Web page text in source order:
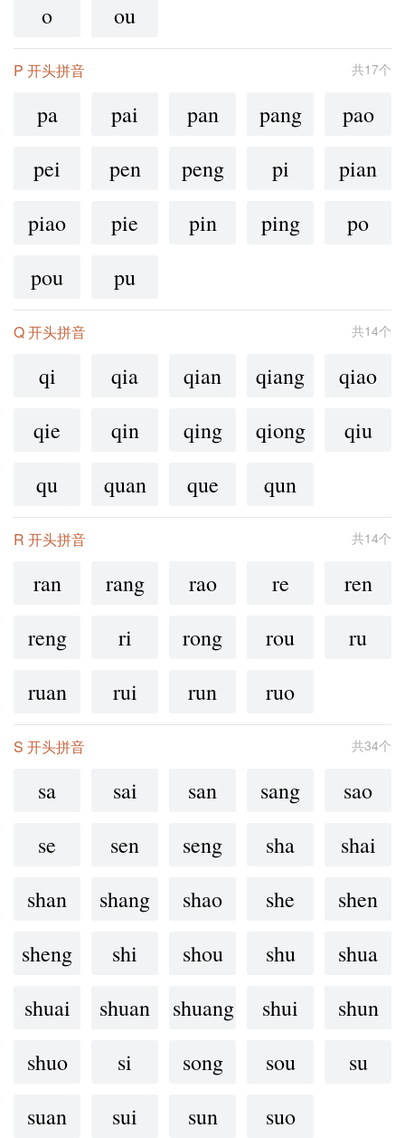
o ou
共17个
P 开头拼音
pa pai pan pang
pao
pei
pen peng pi
pian
piao
pie pin ping
po
pou
pu
共14个
Q 开头拼音
qi qia qian qiang
qiao
qie
qin qing qiong
qiu
qu
quan que qun
共14个
R 开头拼音
ran rang rao re
ren
reng
ri rong rou
ru
ruan
rui run ruo
共34个
S 开头拼音
sa sai san sang
sao
se
sen seng sha
shai
shan
shang shao she
shen
sheng
shi shou shu
shua
shuai
shuan shuang shui
shun
shuo
si song sou
su
suan
sui sun suo